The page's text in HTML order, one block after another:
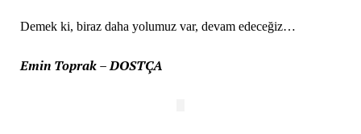
Demek ki, biraz daha yolumuz var, devam edeceğiz…
Emin Toprak – DOSTÇA